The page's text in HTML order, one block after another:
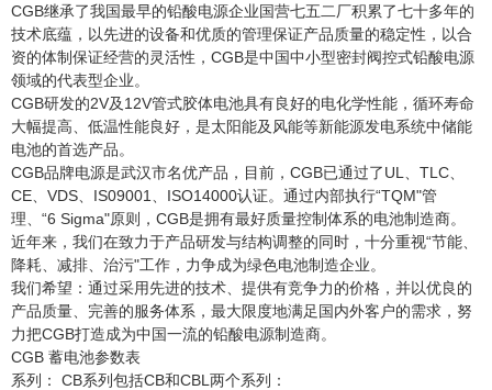
CGB继承了我国最早的铅酸电源企业国营七五二厂积累了七十多年的
技术底蕴，以先进的设备和优质的管理保证产品质量的稳定性，以合
资的体制保证经营的灵活性，CGB是中国中小型密封阀控式铅酸电源
领域的代表型企业。
CGB研发的2V及12V管式胶体电池具有良好的电化学性能，循环寿命
大幅提高、低温性能良好，是太阳能及风能等新能源发电系统中储能
电池的首选产品。
CGB品牌电源是武汉市名优产品，目前，CGB已通过了UL、TLC、
CE、VDS、IS09001、ISO14000认证。通过内部执行“TQM"管
理、“6 Sigma"原则，CGB是拥有最好质量控制体系的电池制造商。
近年来，我们在致力于产品研发与结构调整的同时，十分重视“节能、
降耗、减排、治污"工作，力争成为绿色电池制造企业。
我们希望：通过采用先进的技术、提供有竞争力的价格，并以优良的
产品质量、完善的服务体系，最大限度地满足国内外客户的需求，努
力把CGB打造成为中国一流的铅酸电源制造商。
CGB 蓄电池参数表
系列： CB系列包括CB和CBL两个系列：